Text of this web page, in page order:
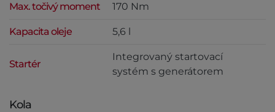
Max. točivý moment 170 Nm
Kapacita oleje 5,6 l
Startér
Integrovaný startovací
systém s generátorem
Kola